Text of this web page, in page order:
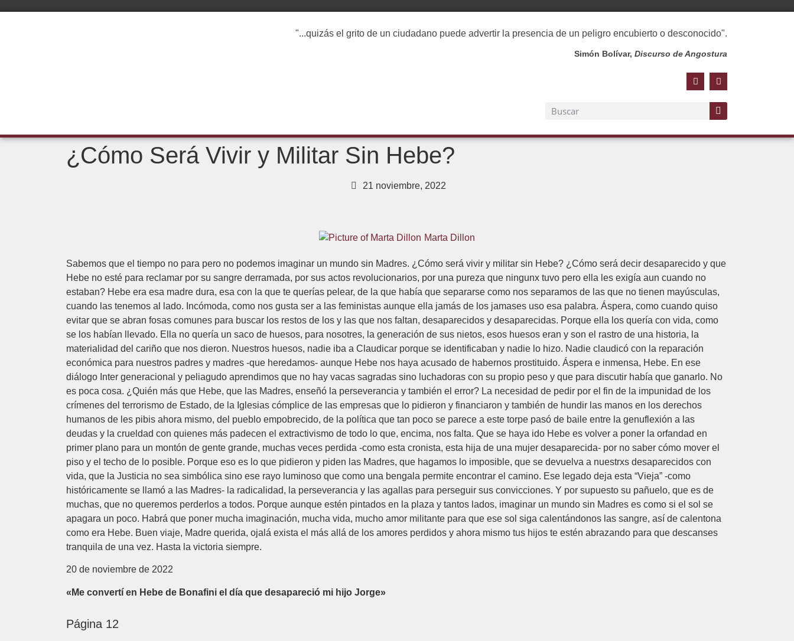
"...quizás el grito de un ciudadano puede advertir la presencia de un peligro encubierto o desconocido".
Simón Bolívar,Discurso de Angostura
¿Cómo Será Vivir y Militar Sin Hebe?
21 noviembre, 2022
Marta Dillon
Sabemos que el tiempo no para pero no podemos imaginar un mundo sin Madres. ¿Cómo será vivir y militar sin Hebe? ¿Cómo será decir desaparecido y que
Hebe no esté para reclamar por su sangre derramada, por sus actos revolucionarios, por una pureza que ningunx tuvo pero ella les exigía aun cuando no
estaban? Hebe era esa madre dura, esa con la que te querías pelear, de la que había que separarse como nos separamos de las que no tienen mayúsculas,
cuando las tenemos al lado. Incómoda, como nos gusta ser a las feministas aunque ella jamás de los jamases uso esa palabra. Áspera, como cuando quiso
evitar que se abran fosas comunes para buscar los restos de los y las que nos faltan, desaparecidos y desaparecidas. Porque ella los quería con vida, como
se los habían llevado. Ella no quería un saco de huesos, para nosotres, la generación de sus nietos, esos huesos eran y son el rastro de una historia, la
materialidad del cariño que nos dieron. Nuestros huesos, nadie iba a Claudicar porque se identificaban y nadie lo hizo. Nadie claudicó con la reparación
económica para nuestros padres y madres -que heredamos- aunque Hebe nos haya acusado de habernos prostituido. Áspera e inmensa, Hebe. En ese
diálogo Inter generacional y peliagudo aprendimos que no hay vacas sagradas sino luchadoras con su propio peso y que para discutir había que ganarlo. No
es poca cosa. ¿Quién más que Hebe, que las Madres, enseñó la perseverancia y también el error? La necesidad de pedir por el fin de la impunidad de los
crímenes del terrorismo de Estado, de la Iglesias cómplice de las empresas que lo pidieron y financiaron y también de hundir las manos en los derechos
humanos de les pibis ahora mismo, del pueblo empobrecido, de la política que tan poco se parece a este torpe pasó de baile entre la genuflexión a las
deudas y la crueldad con quienes más padecen el extractivismo de todo lo que, encima, nos falta. Que se haya ido Hebe es volver a poner la orfandad en
primer plano para un montón de gente grande, muchas veces perdida -como esta cronista, esta hija de una mujer desaparecida- por no saber cómo mover el
piso y el techo de lo posible. Porque eso es lo que pidieron y piden las Madres, que hagamos lo imposible, que se devuelva a nuestrxs desaparecidos con
vida, que la Justicia no sea simbólica sino ese rayo luminoso que como una bengala permite encontrar el camino. Ese legado deja esta “Vieja” -como
históricamente se llamó a las Madres- la radicalidad, la perseverancia y las agallas para perseguir sus convicciones. Y por supuesto su pañuelo, que es de
muchas, que no queremos perderlos a todos. Porque aunque estén pintados en la plaza y tantos lados, imaginar un mundo sin Madres es como si el sol se
apagara un poco. Habrá que poner mucha imaginación, mucha vida, mucho amor militante para que ese sol siga calentándonos las sangre, así de calentona
como era Hebe. Buen viaje, Madre querida, ojalá exista el más allá de los amores perdidos y ahora mismo tus hijos te estén abrazando para que descanses
tranquila de una vez. Hasta la victoria siempre.
20 de noviembre de 2022
«Me convertí en Hebe de Bonafini el día que desapareció mi hijo Jorge»
Página 12